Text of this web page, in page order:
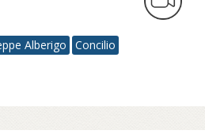
Alberigo Concilio